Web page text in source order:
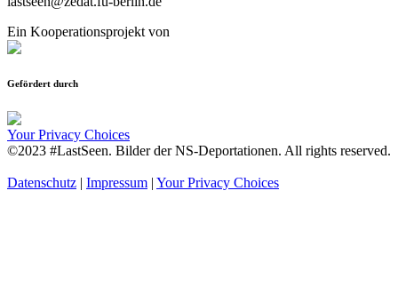
Ein Kooperationsprojekt von
Gefördert durch
Your Privacy Choices
©2023 #LastSeen. Bilder der NS-Deportationen. All rights reserved.
Datenschutz | Impressum | Your Privacy Choices